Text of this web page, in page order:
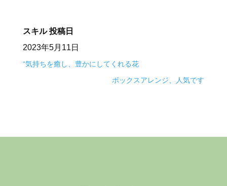
スキル 投稿日
2023年5月11日
“気持ちを癒し、豊かにしてくれる花
ボックスアレンジ、人気です